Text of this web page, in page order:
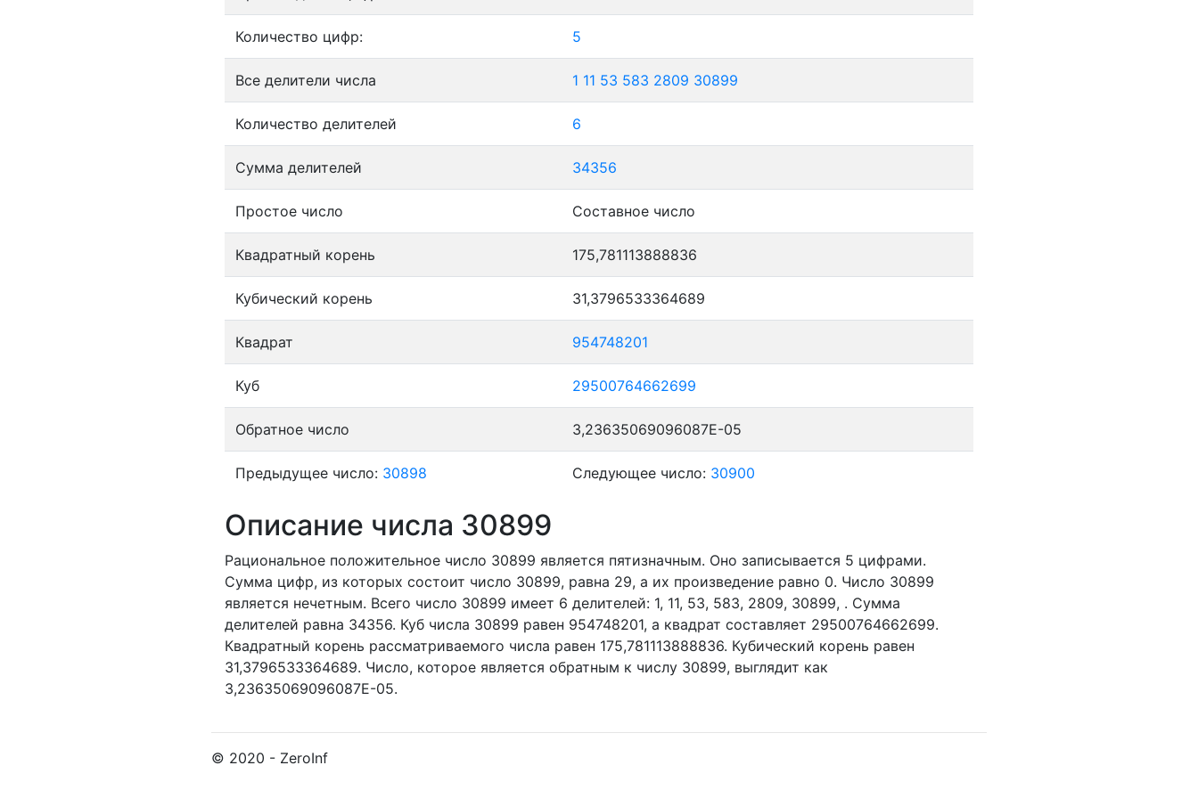
Количество цифр: 5
Все делители числа 1 11 53 583 2809 30899
Количество делителей 6
Сумма делителей 34356
Простое число Составное число
Квадратный корень 175,781113888836
Кубический корень 31,3796533364689
Квадрат 954748201
Куб 29500764662699
Обратное число 3,23635069096087E-05
Предыдущее число: 30898 Следующее число: 30900
Описание числа 30899
Рациональное положительное число 30899 является пятизначным. Оно записывается 5 цифрами.
Сумма цифр, из которых состоит число 30899, равна 29, а их произведение равно 0. Число 30899
является нечетным. Всего число 30899 имеет 6 делителей: 1, 11, 53, 583, 2809, 30899, . Сумма
делителей равна 34356. Куб числа 30899 равен 954748201, а квадрат составляет 29500764662699.
Квадратный корень рассматриваемого числа равен 175,781113888836. Кубический корень равен
31,3796533364689. Число, которое является обратным к числу 30899, выглядит как
3,23635069096087E-05.
© 2020 - ZeroInf